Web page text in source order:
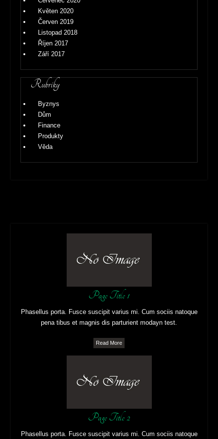
Květen 2020
Červen 2019
Listopad 2018
Říjen 2017
Září 2017
Rubriky
Byznys
Dům
Finance
Produkty
Věda
Page Title 1
Phasellus porta. Fusce suscipit varius mi. Cum sociis natoque
pena tibus et magnis dis parturient modayn test.
Read More
Page Title 2
Phasellus porta. Fusce suscipit varius mi. Cum sociis natoque